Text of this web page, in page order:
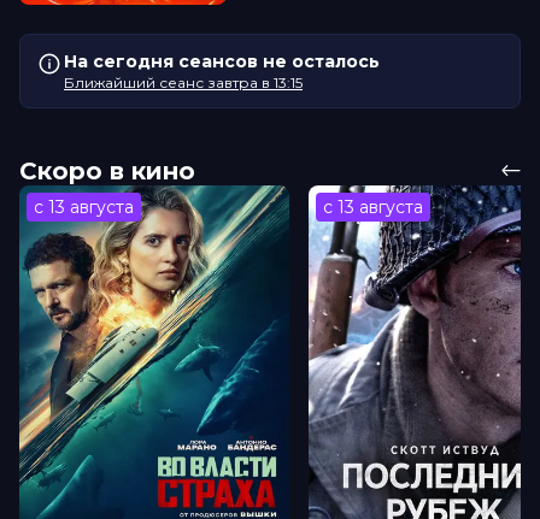
На сегодня сеансов не осталось
Ближайший сеанс завтра в 13:15
Скоро в кино
с 13 августа с 13 августа